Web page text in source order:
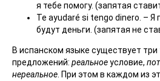
я тебе помогу. (запятая
Te ayudaré si tengo dinero. – Я
будут деньги. (запятая не
В испанском языке существует три
предложений: реальноеусловие,
нереальное . При этом в каждом из